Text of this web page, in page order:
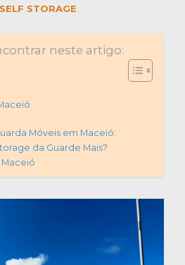
STORAGE
neste artigo:
Móveis em Maceió:
da Guarde Mais?
Maceió